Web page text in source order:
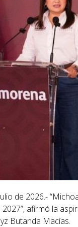
de 2026.-
afirmó la
Butanda Macías.